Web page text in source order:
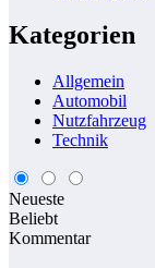
Kategorien
Allgemein
Automobil
Nutzfahrzeug
Technik
Neueste
Beliebt
Kommentar